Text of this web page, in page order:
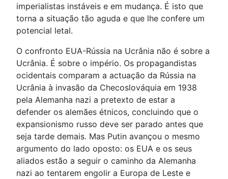
imperialistas instáveis e em mudança. É isto que
torna a situação tão aguda e que lhe confere um
potencial letal.
O confronto EUA-Rússia na Ucrânia não é sobre a
Ucrânia. É sobre o império. Os propagandistas
ocidentais comparam a actuação da Rússia na
Ucrânia à invasão da Checoslováquia em 1938
pela Alemanha nazi a pretexto de estar a
defender os alemães étnicos, concluindo que o
expansionismo russo deve ser parado antes que
seja tarde demais. Mas Putin avançou o mesmo
argumento do lado oposto: os EUA e os seus
aliados estão a seguir o caminho da Alemanha
nazi ao tentarem engolir a Europa de Leste e